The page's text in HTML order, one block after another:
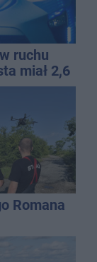
ruchu
miał 2,6
Romana